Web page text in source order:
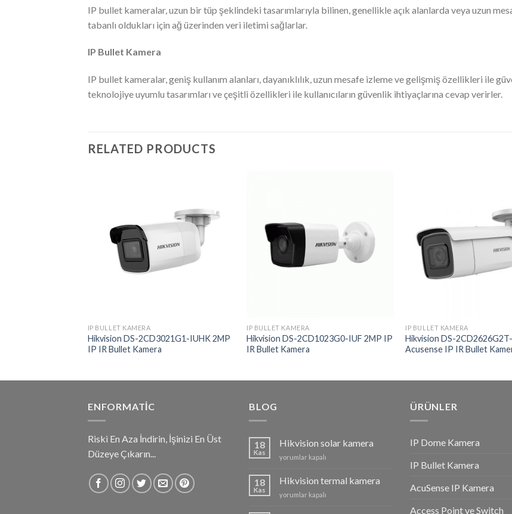
IP bullet kameralar, uzun bir tüp şeklindeki tasarımlarıyla bilinen, genellikle açık alanlarda veya uzun
tabanlı oldukları için ağ üzerinden veri iletimi sağlarlar.
IP Bullet Kamera
IP bullet kameralar, geniş kullanım alanları, dayanıklılık, uzun mesafe izleme ve gelişmiş özellikleri ile
teknolojiye uyumlu tasarımları ve çeşitli özellikleri ile kullanıcıların güvenlik ihtiyaçlarına cevap verirler.
RELATED PRODUCTS
IP BULLET KAMERA
Hikvision DS-2CD3021G1-IUHK 2MP
IP IR Bullet Kamera
IP BULLET KAMERA
Hikvision DS-2CD1023G0-IUF 2MP IP
IR Bullet Kamera
IP BULLET KAMERA
Hikvision DS-
Acusense IP IR Bullet
ENFORMATIC
Riski En Aza İndirin, İşinizi En Üst
Düzeye Çıkarın...
BLOG
18
Kas
Hikvision solar kamera
Hikvision
kamera
yorumlar kapalı
18
Kas
Hikvision termal kamera
Hikvision
yorumlar kapalı
ÜRÜNLER
IP Dome Kamera
IP Bullet Kamera
AcuSense IP Kamera
Access Point ve Switch